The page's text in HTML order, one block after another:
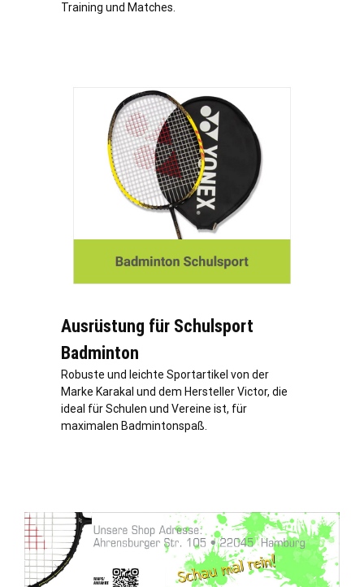
Training und Matches.
Ausrüstung für Schulsport
Badminton
Robuste und leichte Sportartikel von der
Marke Karakal und dem Hersteller Victor, die
ideal für Schulen und Vereine ist, für
maximalen Badmintonspaß.